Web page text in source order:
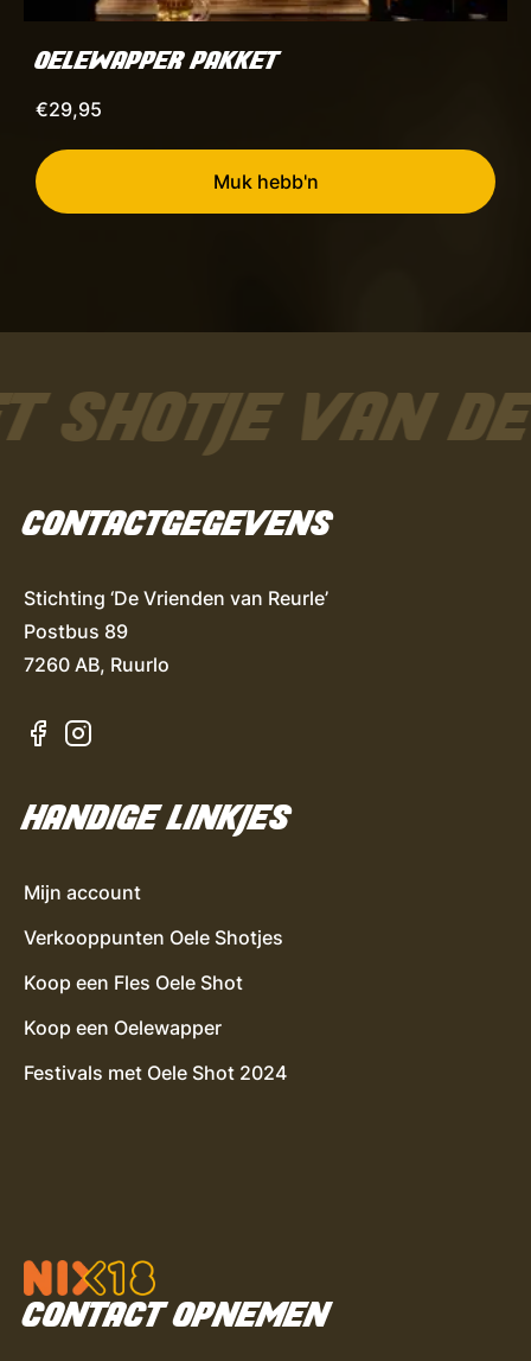
OELEWAPPER PAKKET
€29,95
Muk hebb'n
SHOTJE VAN
CONTACTGEGEVENS
Stichting ‘De Vrienden van Reurle’
Postbus 89
7260 AB, Ruurlo
HANDIGE LINKJES
Mijn account
Verkooppunten Oele Shotjes
Koop een Fles Oele Shot
Koop een Oelewapper
Festivals met Oele Shot 2024
CONTACT OPNEMEN